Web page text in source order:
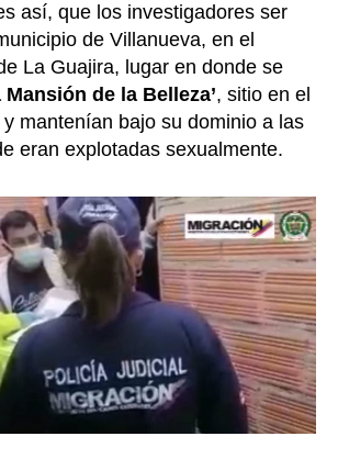
así, que los investigadores ser
de Villanueva, en el
La Guajira, lugar en donde se
Mansión de la Belleza’, sitio en el
mantenían bajo su dominio a las
eran explotadas sexualmente.